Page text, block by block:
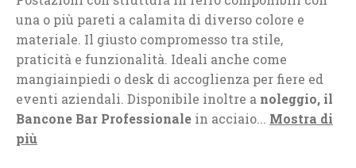
una o più pareti a calamita di diverso colore e
materiale. Il giusto compromesso tra stile,
praticità e funzionalità. Ideali anche come
mangiainpiedi o desk di accoglienza per fiere ed
eventi aziendali. Disponibile inoltre a noleggio, il
Bancone Bar Professionale in acciaio... Mostra di
più